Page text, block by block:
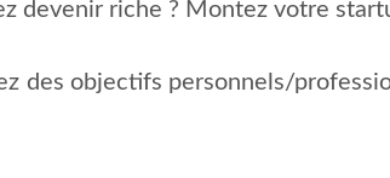
devenir riche ? Montez votre
des objectifs personnels/